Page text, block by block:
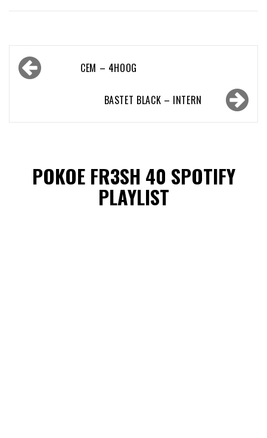
Bericht
navigatie CEM – 4HOOG
BASTET BLACK – INTERN
POKOE FR3SH 40 SPOTIFY
PLAYLIST